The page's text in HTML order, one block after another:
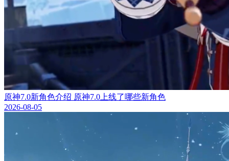
原神7.0新角色介绍 原神7.0上线了哪些新角色
2026-08-05